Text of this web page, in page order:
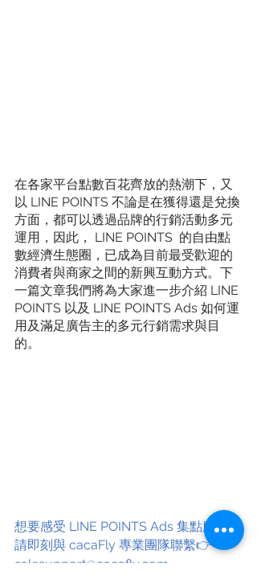
在各家平台點數百花齊放的熱潮下，又
以 LINE POINTS 不論是在獲得還是兌換
方面，都可以透過品牌的行銷活動多元
運用，因此， LINE POINTS  的自由點
數經濟生態圈，已成為目前最受歡迎的
消費者與商家之間的新興互動方式。下
一篇文章我們將為大家進一步介紹 LINE
POINTS 以及 LINE POINTS Ads 如何運
用及滿足廣告主的多元行銷需求與目
的。
想要感受 LINE POINTS Ads 集點魔力
請即刻與 cacaFly 專業團隊聯繫👉：
salesupport@cacafly.com